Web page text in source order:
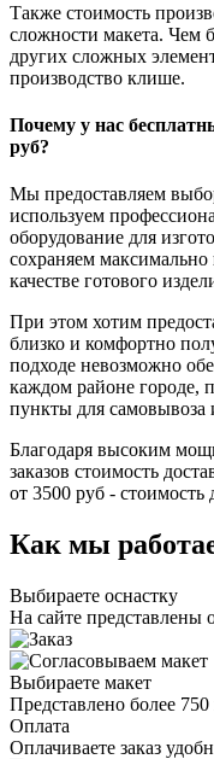
Также стоимость
сложности макета. Чем
других сложных
производство клише.
Почему у нас
руб?
Мы предоставляем
используем
оборудование для
сохраняем
качестве готового
При этом хотим
близко и комфортно
подходе невозможно
каждом районе городе,
пункты для самовывоза
Благодаря высоким
заказов стоимость
от 3500 руб -
Как мы
Выбираете оснастку
На сайте представлены
Выбираете макет
Представлено более 750
Оплата
Оплачиваете заказ